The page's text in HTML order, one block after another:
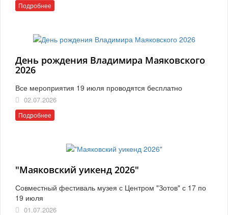
Подробнее
День рождения Владимира Маяковского
2026
Все мероприятия 19 июля проводятся бесплатно
02.07.2026
Подробнее
"Маяковский уикенд 2026"
Совместный фестиваль музея с Центром "Зотов" с 17 по
19 июля
01.07.2026